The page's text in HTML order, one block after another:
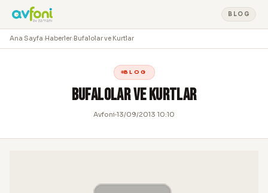
BLOG
Ana Sayfa›Haberler›Bufalolar ve Kurtlar
BLOG
Bufalolar ve Kurtlar
Avfoni 13/09/2013 10:10